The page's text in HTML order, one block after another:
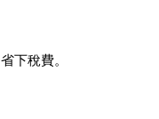
下稅費。